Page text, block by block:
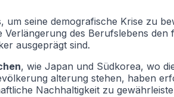
seine demografische Krise zu
des Berufslebens
ausgeprägt sind.
, wie Japan und Südkorea, wo
alterung stehen, haben
Nachhaltigkeit zu